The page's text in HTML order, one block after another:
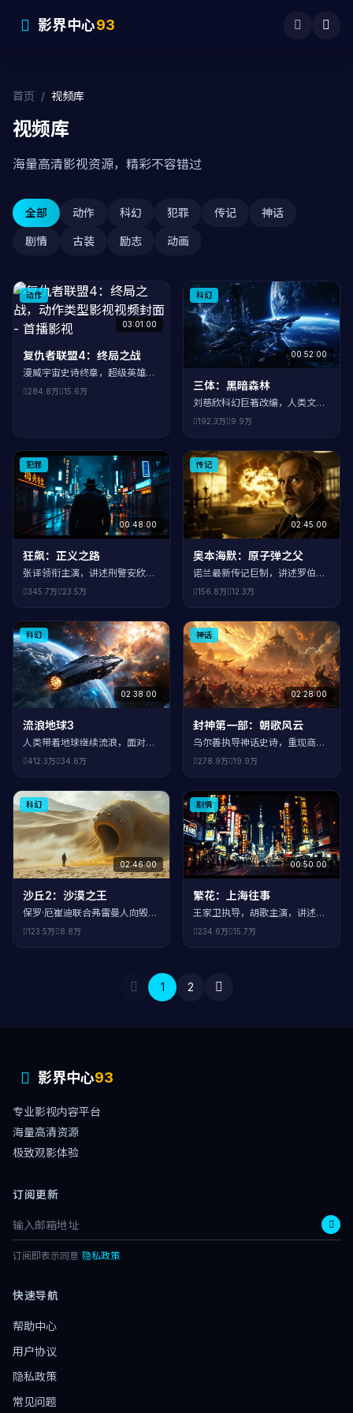
影界中心93
首页 / 视频库
视频库
海量高清影视资源，精彩不容错过
全部 动作 科幻 犯罪 传记 神话
剧情 古装 励志 动画
动作
03:01:00
复仇者联盟4：终局之战
漫威宇宙史诗终章，超级英雄们
为拯救宇宙展开最终决战。钢铁
侠、美国队长、雷神、黑寡妇等
的电影之一。
284.8万 15.6万
科幻
00:52:00
三体：黑暗森林
刘慈欣科幻巨著改编，人类文明
面临外星文明威胁。面壁者计划
启动，罗辑成为人类最后的希
192.3万 9.9万
犯罪
00:48:00
狂飙：正义之路
张译领衔主演，讲述刑警安欣与
量。高启强从鱼贩到黑老大的蜕
345.7万 23.5万
传记
02:45:00
奥本海默：原子弹之父
诺兰最新传记巨制，讲述罗伯特·
生。基里安·墨菲主演，横扫奥斯
156.8万 12.3万
科幻
02:38:00
流浪地球3
人类带着地球继续流浪，面对新
的宇宙危机。刘培强之子刘启继
承父辈使命，带领人类寻找新的
412.3万 34.6万
神话
02:28:00
封神第一部：朝歌风云
乌尔善执导神话史诗，重现商周
交替时期的封神大战。质子旅、
妲己、姜子牙等经典角色全新演
278.9万 19.9万
科幻
02:46:00
沙丘2：沙漠之王
保罗·厄崔迪联合弗雷曼人向毁灭
演，维伦纽瓦执导的科幻史诗续
123.5万 8.8万
剧情
00:50:00
繁花：上海往事
王家卫执导，胡歌主演，讲述九
葛。独特的视觉美学，每一帧都
234.6万 15.7万
1 2
影界中心93
专业影视内容平台
海量高清资源
极致观影体验
订阅更新
订阅即表示同意 隐私政策
快速导航
帮助中心
用户协议
隐私政策
常见问题